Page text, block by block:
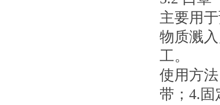
主要用
物质溅
工。
使用方
带；4.固